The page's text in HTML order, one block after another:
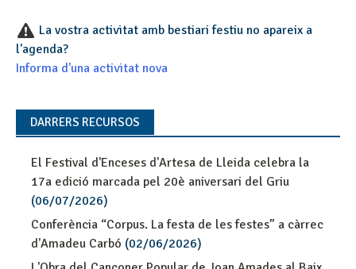
La vostra activitat amb bestiari festiu no apareix a
l'agenda?
Informa d'una activitat nova
DARRERS RECURSOS
El Festival d'Enceses d'Artesa de Lleida celebra la
17a edició marcada pel 20è aniversari del Griu
(06/07/2026)
Conferència “Corpus. La festa de les festes” a càrrec
d'Amadeu Carbó (02/06/2026)